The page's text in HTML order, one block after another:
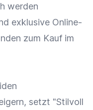
werden
exklusive Online-
zum Kauf im
setzt "Stilvoll